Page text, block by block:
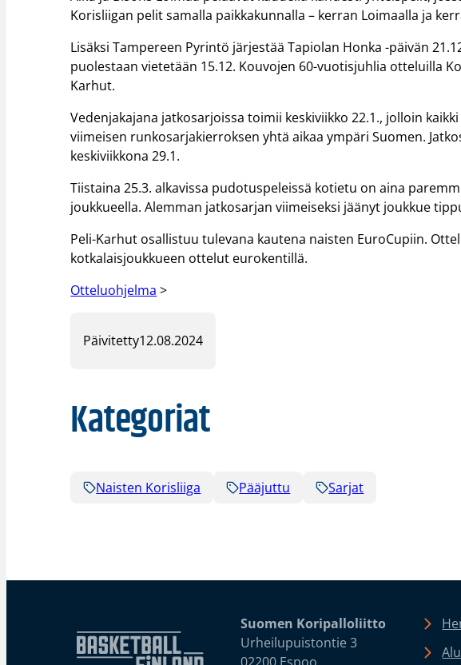
Korisliigan pelit samalla paikkakunnalla – kerran Loimaalla ja
Lisäksi Tampereen Pyrintö järjestää Tapiolan Honka -päivän
puolestaan vietetään 15.12. Kouvojen 60-vuotisjuhlia otteluilla
Karhut.
Vedenjakajana jatkosarjoissa toimii keskiviikko 22.1., jolloin
viimeisen runkosarjakierroksen yhtä aikaa ympäri Suomen.
keskiviikkona 29.1.
Tiistaina 25.3. alkavissa pudotuspeleissä kotietu on aina
joukkueella. Alemman jatkosarjan viimeiseksi jäänyt joukkue
Peli-Karhut osallistuu tulevana kautena naisten EuroCupiin.
kotkalaisjoukkueen ottelut eurokentillä.
Otteluohjelma >
Päivitetty12.08.2024
Kategoriat
Naisten Korisliiga Pääjuttu Sarjat
Suomen Koripalloliitto
Urheilupuistontie 3